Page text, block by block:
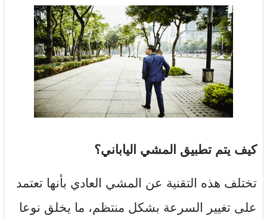
كيف يتم تطبيق المشي الياباني؟
تختلف هذه التقنية عن المشي العادي بأنها تعتمد
على تغيير السرعة بشكل منتظم، ما يخلق نوعا